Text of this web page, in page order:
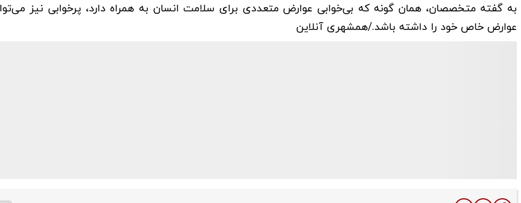
به گفته متخصصان، همان گونه که بی‌خوابی عوارض متعددی برای سلامت انسان به همراه دارد، پرخوابی نیز
عوارض خاص خود را داشته باشد./همشهری آنلاین